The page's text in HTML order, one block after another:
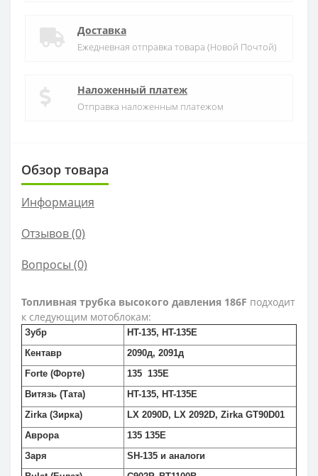
Доставка
Ежедневная отправка товара (Новой Почтой)
Наложенный платеж
Отправка наложенным платежом
Обзор товара
Информация
Отзывов (0)
Вопросы (0)
Топливная трубка высокого давления 186F подходит
к следующим мотоблокам:
Зубр
HT-135, HT-135E
Кентавр
2090д, 2091д
Forte (Форте)
135 135E
Витязь (Тата)
HT-135, HT-135E
Zirka (Зирка)
LX 2090D, LX 2092D, Zirka GT90D01
Аврора
135 135E
Заря
SH-135 и аналоги